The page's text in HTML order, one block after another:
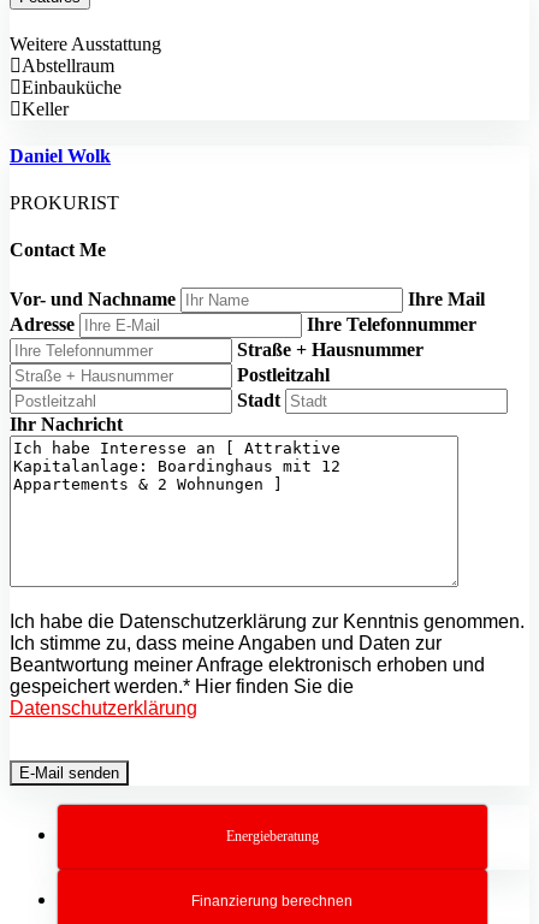
Weitere Ausstattung
Abstellraum
Einbauküche
Keller
Daniel Wolk
PROKURIST
Contact Me
Vor- und Nachname
Ihre Mail
Adresse
Ihre Telefonnummer
Straße + Hausnummer
Postleitzahl
Stadt
Ihr Nachricht
Ich habe die Datenschutzerklärung zur Kenntnis genommen.
Ich stimme zu, dass meine Angaben und Daten zur
Beantwortung meiner Anfrage elektronisch erhoben und
gespeichert werden.* Hier finden Sie die
Datenschutzerklärung
Energieberatung
Finanzierung berechnen